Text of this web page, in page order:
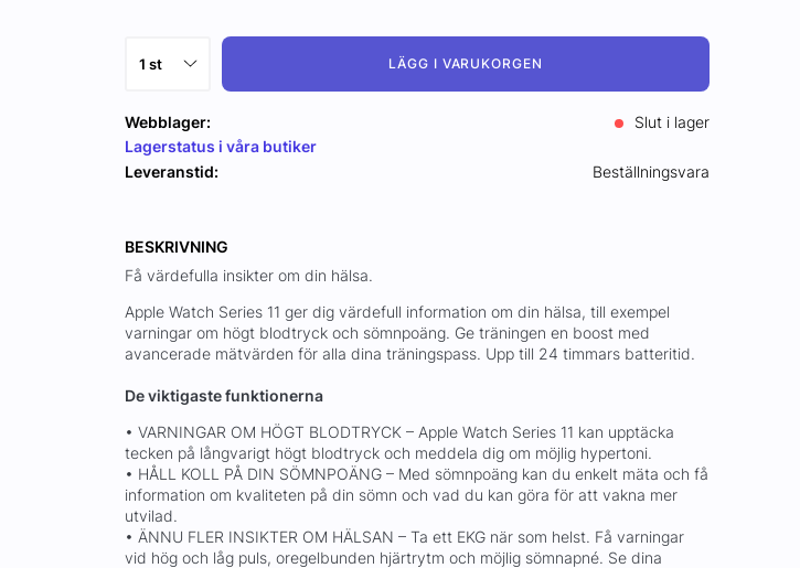
LÄGG I VARUKORGEN
Webblager:
Slut i lager
Lagerstatus i våra butiker
Leveranstid:
Beställningsvara
BESKRIVNING
Få värdefulla insikter om din hälsa.
Apple Watch Series 11 ger dig värdefull information om din hälsa, till exempel
varningar om högt blodtryck och sömnpoäng. Ge träningen en boost med
avancerade mätvärden för alla dina träningspass. Upp till 24 timmars batteritid.
De viktigaste funktionerna
• VARNINGAR OM HÖGT BLODTRYCK – Apple Watch Series 11 kan upptäcka
tecken på långvarigt högt blodtryck och meddela dig om möjlig hypertoni.
• HÅLL KOLL PÅ DIN SÖMNPOÄNG – Med sömnpoäng kan du enkelt mäta och få
information om kvaliteten på din sömn och vad du kan göra för att vakna mer
utvilad.
• ÄNNU FLER INSIKTER OM HÄLSAN – Ta ett EKG när som helst. Få varningar
vid hög och låg puls, oregelbunden hjärtrytm och möjlig sömnapné. Se dina